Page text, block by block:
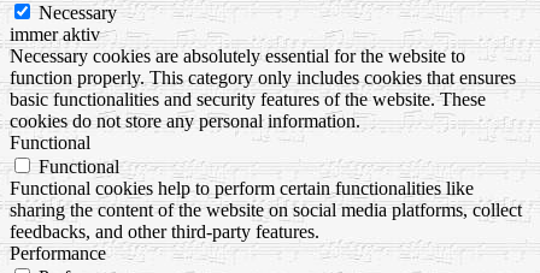
Necessary
immer aktiv
Necessary cookies are absolutely essential for the website to
function properly. This category only includes cookies that ensures
basic functionalities and security features of the website. These
cookies do not store any personal information.
Functional
Functional
Functional cookies help to perform certain functionalities like
sharing the content of the website on social media platforms, collect
feedbacks, and other third-party features.
Performance